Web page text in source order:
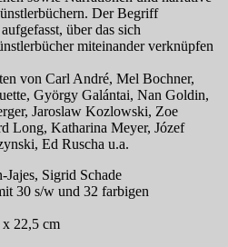
Der Begriff
über das sich
miteinander verknüpfen
von Carl André, Mel Bochner,
György Galántai, Nan Goldin,
Jaroslaw Kozlowski, Zoe
Long, Katharina Meyer, Józef
Ed Ruscha u.a.
Jajes, Sigrid Schade
30 s/w und 32 farbigen
x 22,5 cm